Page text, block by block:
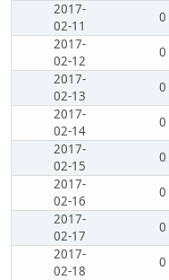
2017-
02-11
0
2017-
02-12
0
2017-
02-13
0
2017-
02-14
0
2017-
02-15
0
2017-
02-16
0
2017-
02-17
0
2017-
02-18
0